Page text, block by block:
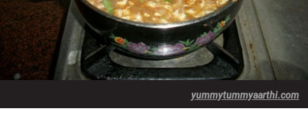
yummytummyaarthi.com